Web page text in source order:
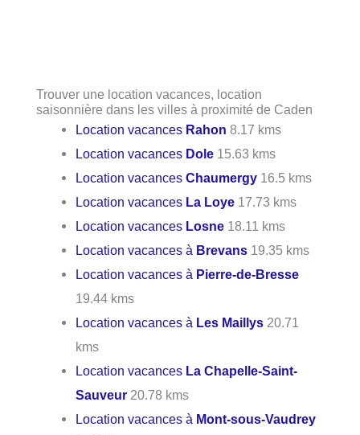
Trouver une location vacances, location
saisonnière dans les villes à proximité de Caden
Location vacances Rahon 8.17 kms
Location vacances Dole 15.63 kms
Location vacancesChaumergy 16.5 kms
Location vacances La Loye 17.73 kms
Location vacances Losne 18.11 kms
Location vacances à Brevans 19.35 kms
Location vacances à Pierre-de-Bresse
19.44 kms
Location vacances à Les Maillys 20.71
kms
Location vacances La Chapelle-Saint-
Sauveur 20.78 kms
Location vacances à Mont-sous-Vaudrey